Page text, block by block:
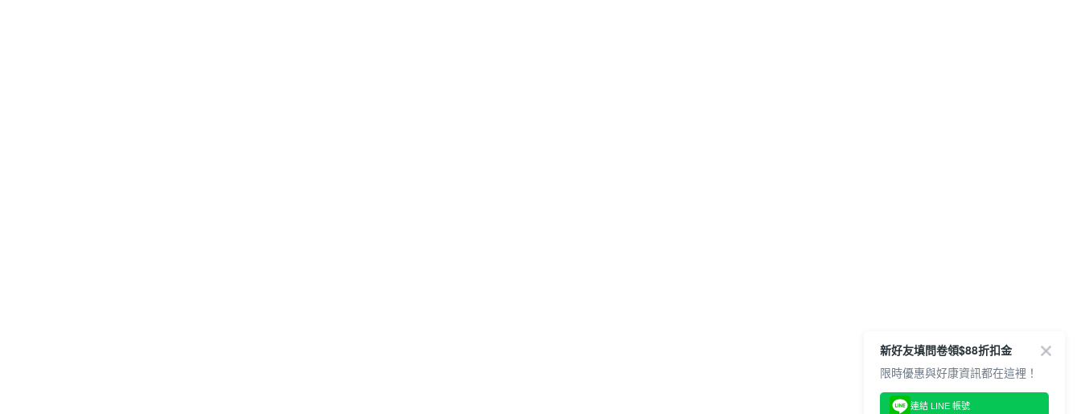
新好友填問卷領$88折扣金
限時優惠與好康資訊都在這裡！
連結 LINE 帳號